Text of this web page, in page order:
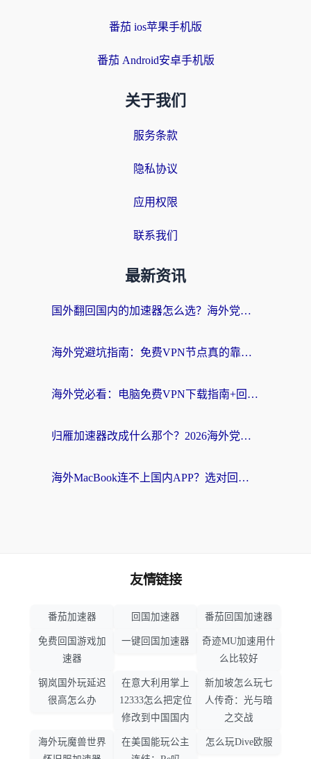
番茄 ios苹果手机版
番茄 Android安卓手机版
关于我们
服务条款
隐私协议
应用权限
联系我们
最新资讯
国外翻回国内的加速器怎么选？海外党亲测实用指南，告别地域限制
海外党避坑指南：免费VPN节点真的靠谱吗？教你选对回国加速器无缝访问国内资源
海外党必看：电脑免费VPN下载指南+回国加速器选择全攻略，告别地区限制
归雁加速器改成什么那个？2026海外党回国加速全攻略：告别地区限制，轻松刷剧玩游戏
海外MacBook连不上国内APP？选对回国VPN，告别地区限制的烦恼
友情链接
番茄加速器 回国加速器 番茄回国加速器
免费回国游戏加
速器
一键回国加速器
奇迹MU加速用什
么比较好
钢岚国外玩延迟
很高怎么办
在意大利用掌上
12333怎么把定位
修改到中国国内
新加坡怎么玩七
人传奇：光与暗
之交战
海外玩魔兽世界
在美国能玩公主
怎么玩Dive欧服